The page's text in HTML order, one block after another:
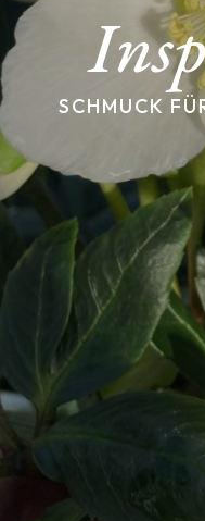
SCHMUCK